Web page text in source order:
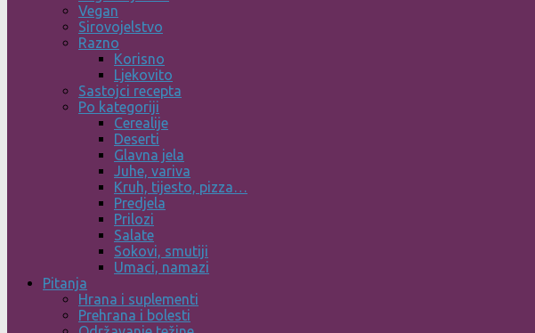
Vegan
Sirovojelstvo
Razno
Korisno
Ljekovito
Sastojci recepta
Po kategoriji
Cerealije
Deserti
Glavna jela
Juhe, variva
Kruh, tijesto, pizza…
Predjela
Prilozi
Salate
Sokovi, smutiji
Umaci, namazi
Pitanja
Hrana i suplementi
Prehrana i bolesti